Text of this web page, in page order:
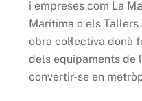
i empreses com La
Marítima o els Tallers
obra col·lectiva donà
dels equipaments de
convertir-se en